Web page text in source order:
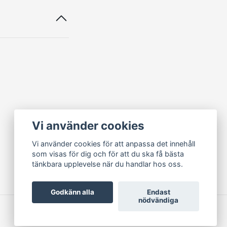
Vi använder cookies
Vi använder cookies för att anpassa det innehåll
som visas för dig och för att du ska få bästa
tänkbara upplevelse när du handlar hos oss.
Godkänn alla
Endast
nödvändiga